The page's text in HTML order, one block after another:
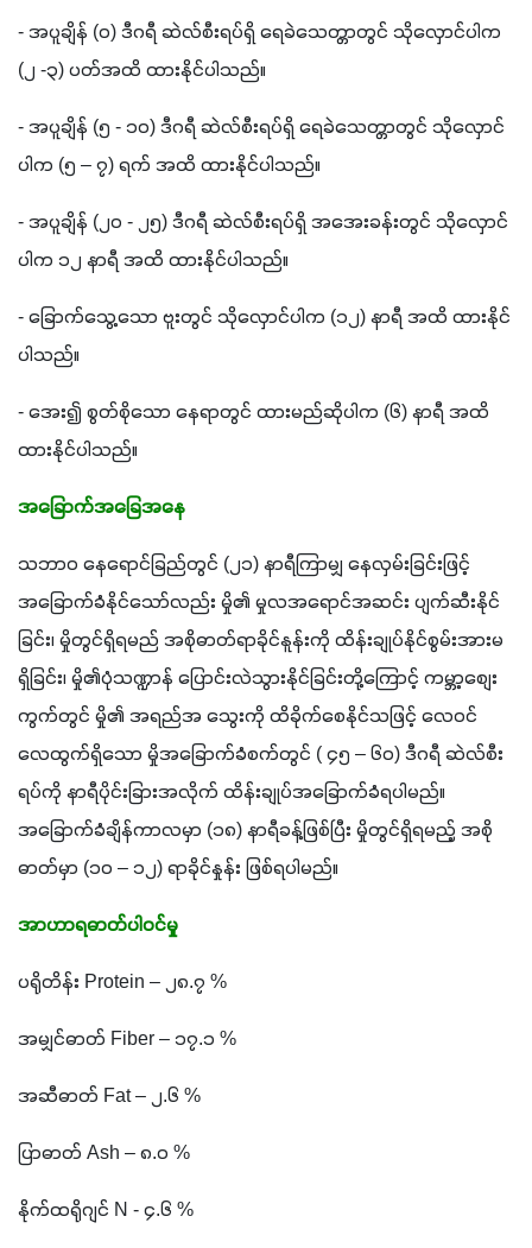
- အပူချိန် (၀) ဒီဂရီ ဆဲလ်စီးရပ်ရှိ ရေခဲသေတ္တာတွင် သိုလှောင်ပါက
(၂ -၃) ပတ်အထိ ထားနိုင်ပါသည်။
- အပူချိန် (၅ - ၁၀) ဒီဂရီ ဆဲလ်စီးရပ်ရှိ ရေခဲသေတ္တာတွင် သိုလှောင်
ပါက (၅ – ၇) ရက် အထိ ထားနိုင်ပါသည်။
- အပူချိန် (၂၀ - ၂၅) ဒီဂရီ ဆဲလ်စီးရပ်ရှိ အအေးခန်းတွင် သိုလှောင်
ပါက ၁၂ နာရီ အထိ ထားနိုင်ပါသည်။
- ခြောက်သွေ့သော ဗူးတွင် သိုလှောင်ပါက (၁၂) နာရီ အထိ ထားနိုင်
ပါသည်။
- အေး၍ စွတ်စိုသော နေရာတွင် ထားမည်ဆိုပါက (၆) နာရီ အထိ
ထားနိုင်ပါသည်။
အခြောက်အခြေအနေ
သဘာဝ နေရောင်ခြည်တွင် (၂၁) နာရီကြာမျှ နေလှမ်းခြင်းဖြင့်
အခြောက်ခံနိုင်သော်လည်း မှို၏ မှုလအရောင်အဆင်း ပျက်ဆီးနိုင်
ခြင်း၊ မှိုတွင်ရှိရမည် အစိုဓာတ်ရာခိုင်နူန်းကို ထိန်းချုပ်နိုင်စွမ်းအားမ
ရှိခြင်း၊ မှို၏ပုံသဏ္ဍာန် ပြောင်းလဲသွားနိုင်ခြင်းတို့ကြောင့် ကမ္ဘာ့စျေး
ကွက်တွင် မှို၏ အရည်အ သွေးကို ထိခိုက်စေနိုင်သဖြင့် လေဝင်
လေထွက်ရှိသော မှိုအခြောက်ခံစက်တွင် ( ၄၅ – ၆၀) ဒီဂရီ ဆဲလ်စီး
ရပ်ကို နာရီပိုင်းခြားအလိုက် ထိန်းချုပ်အခြောက်ခံရပါမည်။
အခြောက်ခံချိန်ကာလမှာ (၁၈) နာရီခန့်ဖြစ်ပြီး မှိုတွင်ရှိရမည့် အစို
ဓာတ်မှာ (၁၀ – ၁၂) ရာခိုင်နှုန်း ဖြစ်ရပါမည်။
အာဟာရဓာတ်ပါဝင်မှု
ပရိုတိန်း Protein – ၂၈.၇ %
အမျှင်ဓာတ် Fiber – ၁၇.၁ %
အဆီဓာတ် Fat – ၂.၆ %
ပြာဓာတ် Ash – ၈.၀ %
နိုက်ထရိုဂျင် N - ၄.၆ %